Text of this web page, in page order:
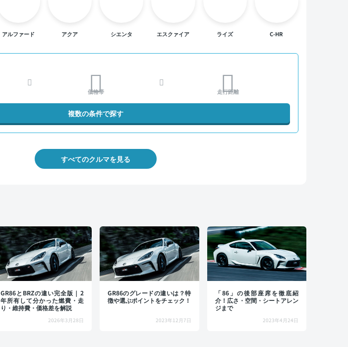
アルファード アクア シエンタ エスクァイア ライズ C-HR
価格帯 走行距離
複数の条件で探す
すべてのクルマを見る
GR86とBRZの違い完全版｜2
年所有して分かった燃費・走
り・維持費・価格差を解説
2026年3月28日
GR86のグレードの違いは？特
徴や選ぶポイントをチェック！
2023年12月7日
「86」の後部座席を徹底紹
介！広さ・空間・シートアレン
ジまで
2023年4月24日